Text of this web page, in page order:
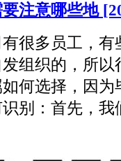
注意哪些地
很多员工，
组织的，所以
何选择，因为
别：首先，我